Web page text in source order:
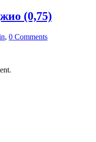
(0,75)
, 0 Comments